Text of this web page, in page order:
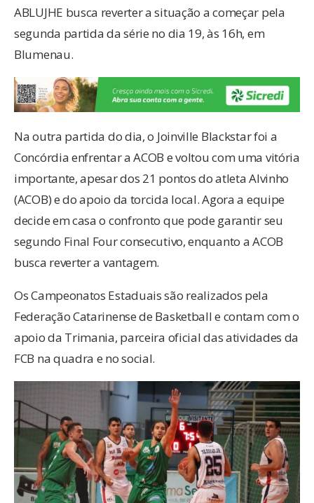
ABLUJHE busca reverter a situação a começar pela
segunda partida da série no dia 19, às 16h, em
Blumenau.
Na outra partida do dia, o Joinville Blackstar foi a
Concórdia enfrentar a ACOB e voltou com uma vitória
importante, apesar dos 21 pontos do atleta Alvinho
(ACOB) e do apoio da torcida local. Agora a equipe
decide em casa o confronto que pode garantir seu
segundo Final Four consecutivo, enquanto a ACOB
busca reverter a vantagem.
Os Campeonatos Estaduais são realizados pela
Federação Catarinense de Basketball e contam com o
apoio da Trimania, parceira oficial das atividades da
FCB na quadra e no social.